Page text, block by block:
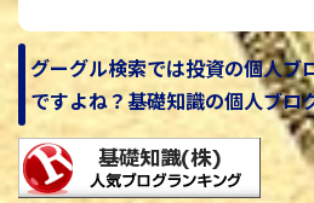
グーグル検索では投資の個人ブ
ですよね？基礎知識の個人ブロ